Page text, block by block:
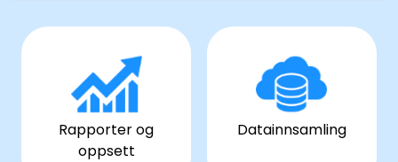
Rapporter og
oppsett
Datainnsamling